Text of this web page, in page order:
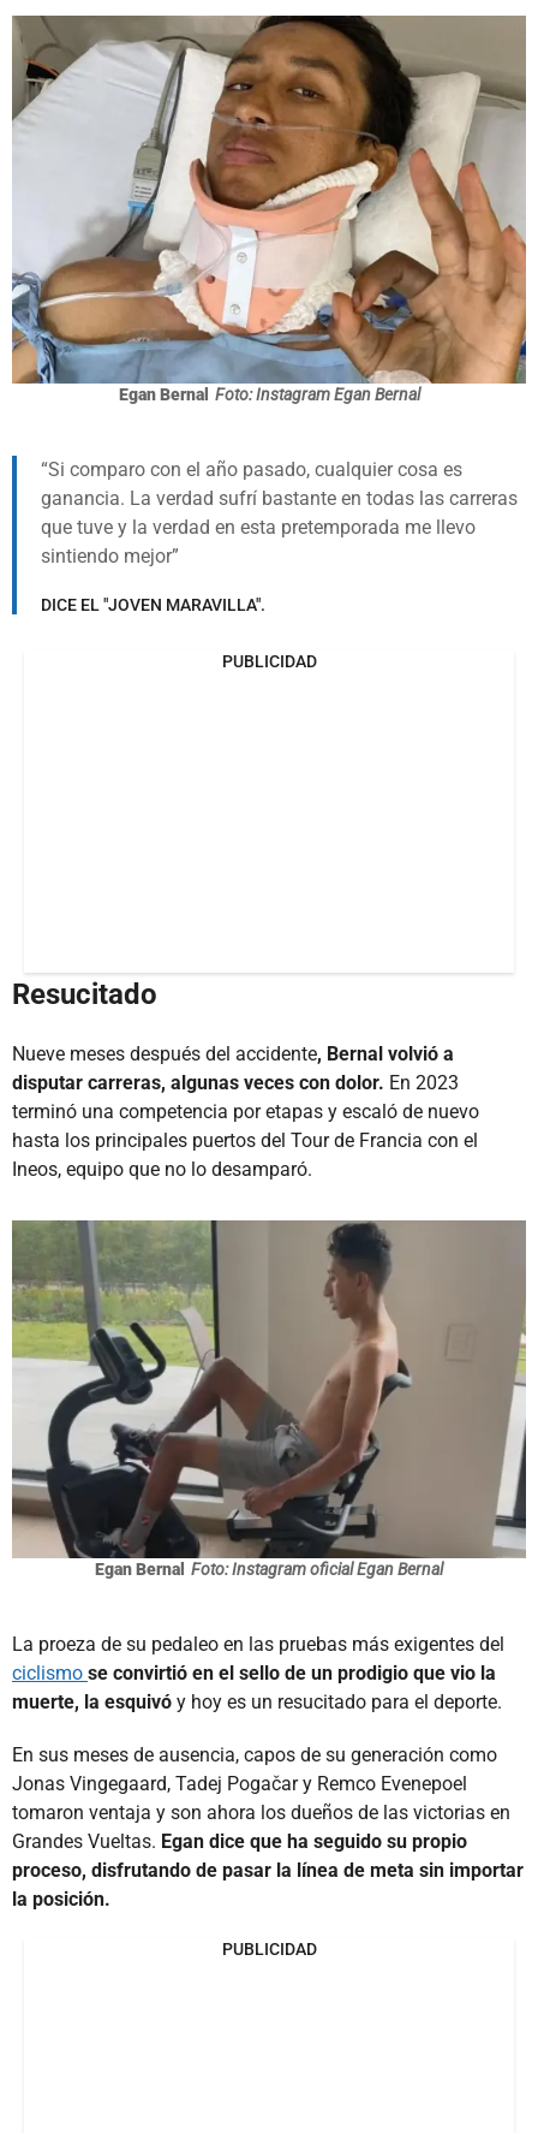
Egan Bernal Foto: Instagram Egan Bernal
Si comparo con el año pasado, cualquier cosa es
ganancia. La verdad sufrí bastante en todas las carreras
que tuve y la verdad en esta pretemporada me llevo
sintiendo mejor
DICE EL "JOVEN MARAVILLA".
PUBLICIDAD
Resucitado
Nueve meses después del accidente, Bernal volvió a
disputar carreras, algunas veces con dolor. En 2023
terminó una competencia por etapas y escaló de nuevo
hasta los principales puertos del Tour de Francia con el
Ineos, equipo que no lo desamparó.
Egan Bernal Foto: Instagram oficial Egan Bernal
La proeza de su pedaleo en las pruebas más exigentes del
ciclismo se convirtió en el sello de un prodigio que vio la
muerte, la esquivó y hoy es un resucitado para el deporte.
En sus meses de ausencia, capos de su generación como
Jonas Vingegaard, Tadej Pogačar y Remco Evenepoel
tomaron ventaja y son ahora los dueños de las victorias en
Grandes Vueltas. Egan dice que ha seguido su propio
proceso, disfrutando de pasar la línea de meta sin importar
la posición.
PUBLICIDAD